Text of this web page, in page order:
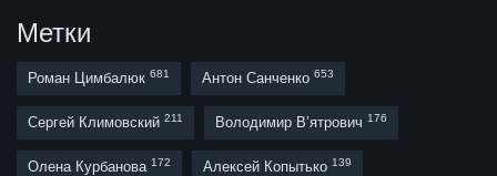
Метки
Роман Цимбалюк 681 Антон Санченко 653
Сергей Климовский 211 Володимир В’ятрович 176
Олена Курбанова 172 Алексей Копытько 139